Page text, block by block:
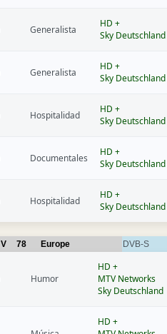
Generalista
HD +
Sky Deutschland
Generalista
HD +
Sky Deutschland
Hospitalidad
HD +
Sky Deutschland
Documentales
HD +
Sky Deutschland
Hospitalidad
HD +
Sky Deutschland
V 78 Europe DVB-S
Humor
HD +
MTV Networks
Sky Deutschland
HD +